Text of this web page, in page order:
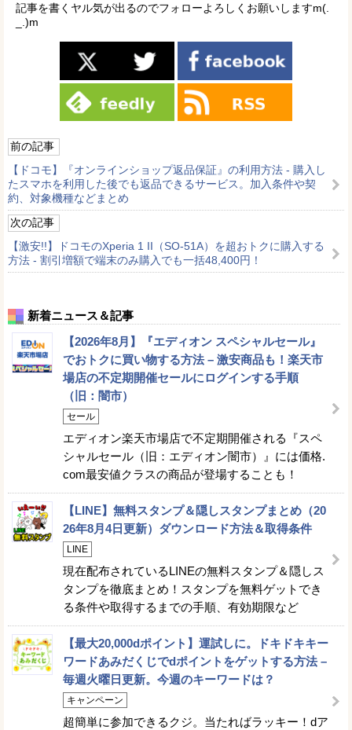
記事を書くヤル気が出るのでフォローよろしくお願いしますm(.
_.)m
前の記事
【ドコモ】『オンラインショップ返品保証』の利用方法 - 購入し
たスマホを利用した後でも返品できるサービス。加入条件や契
約、対象機種などまとめ
次の記事
【激安!!】ドコモのXperia 1 II（SO-51A）を超おトクに購入する
方法 - 割引増額で端末のみ購入でも一括48,400円！
新着ニュース＆記事
【2026年8月】『エディオン スペシャルセール』
でおトクに買い物する方法 – 激安商品も！楽天市
場店の不定期開催セールにログインする手順
（旧：闇市）
セール
エディオン楽天市場店で不定期開催される『スペ
シャルセール（旧：エディオン闇市）』には価格.
com最安値クラスの商品が登場することも！
【LINE】無料スタンプ＆隠しスタンプまとめ（20
26年8月4日更新）ダウンロード方法＆取得条件
LINE
現在配布されているLINEの無料スタンプ＆隠しス
タンプを徹底まとめ！スタンプを無料ゲットでき
る条件や取得するまでの手順、有効期限など
【最大20,000dポイント】運試しに。ドキドキキー
ワードあみだくじでdポイントをゲットする方法 –
毎週火曜日更新。今週のキーワードは？
キャンペーン
超簡単に参加できるクジ。当たればラッキー！dア